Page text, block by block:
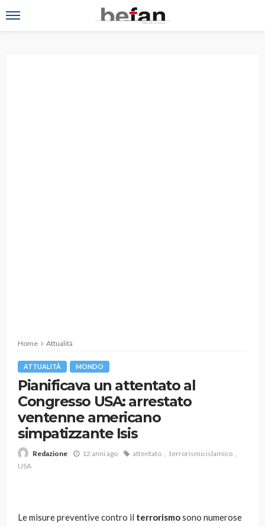
Home Attualità
ATTUALITÀ MONDO
Pianificava un attentato al
Congresso USA: arrestato
ventenne americano
simpatizzante Isis
Redazione 12 anni ago attentato
terrorismo islamico
USA
Le misure preventive contro il terrorismosono numerose